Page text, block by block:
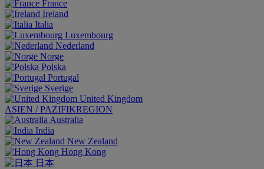
France
Ireland
Italia
Luxembourg
Nederland
Norge
Polska
Portugal
Sverige
United Kingdom
ASIEN / PAZIFIKREGION
Australia
India
New Zealand
Hong Kong
日本